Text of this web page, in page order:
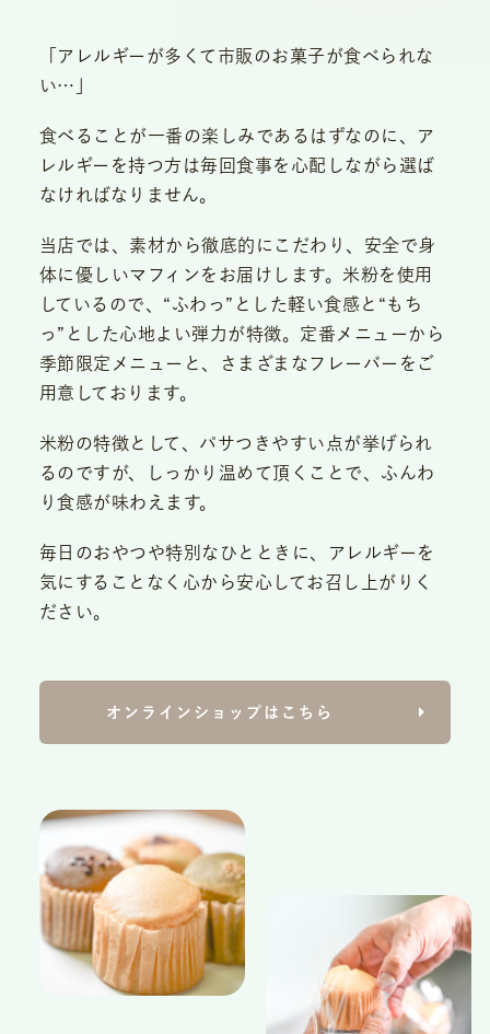
「アレルギーが多くて市販のお菓子が食べられな
い…」
食べることが一番の楽しみであるはずなのに、ア
レルギーを持つ方は毎回食事を心配しながら選ば
なければなりません。
当店では、素材から徹底的にこだわり、安全で身
体に優しいマフィンをお届けします。米粉を使用
しているので、“ふわっ”とした軽い食感と“もち
っ”とした心地よい弾力が特徴。定番メニューから
季節限定メニューと、さまざまなフレーバーをご
用意しております。
米粉の特徴として、パサつきやすい点が挙げられ
るのですが、しっかり温めて頂くことで、ふんわ
り食感が味わえます。
毎日のおやつや特別なひとときに、アレルギーを
気にすることなく心から安心してお召し上がりく
ださい。
オンラインショップはこちら